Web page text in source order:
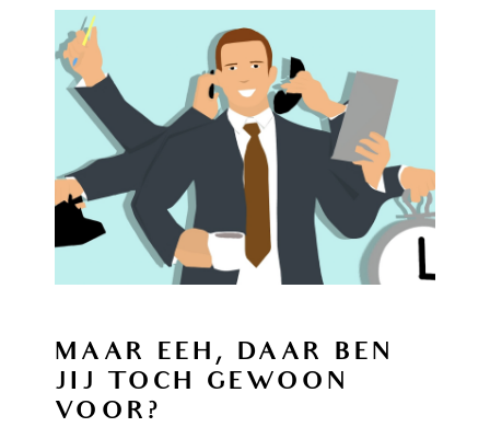
MAAR EEH, DAAR BEN
JIJ TOCH GEWOON
VOOR?